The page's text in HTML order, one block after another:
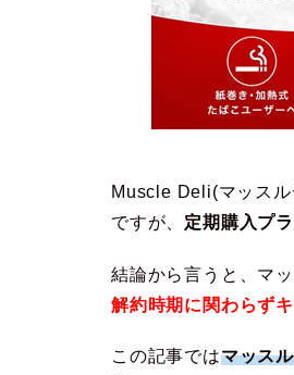
Muscle Deli(マッスル
ですが、 定期購入プ
結論から言うと、マ
解約時期に関わらず
この記事ではマッス